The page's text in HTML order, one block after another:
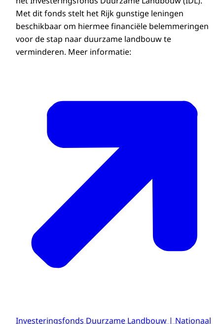
Met dit fonds stelt het Rijk gunstige leningen
beschikbaar om hiermee financiële belemmeringen
voor de stap naar duurzame landbouw te
verminderen. Meer informatie:
Investeringsfonds Duurzame Landbouw | Nationaal